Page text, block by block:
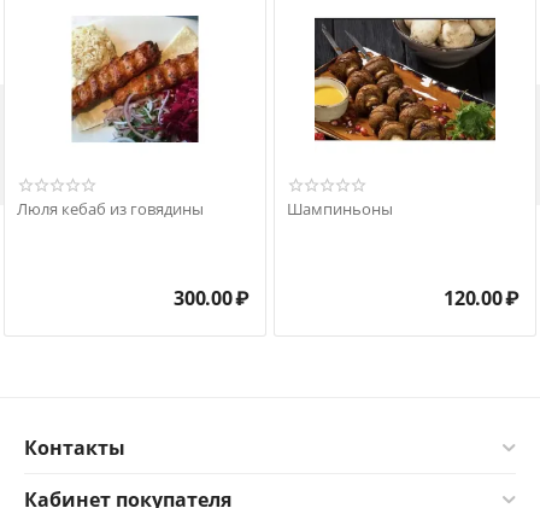
Люля кебаб из говядины
300.00₽
Шампиньоны
120.00₽
Контакты
Кабинет покупателя